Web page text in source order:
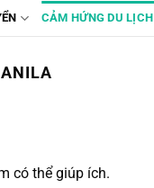
CẢM HỨNG DU LỊCH
có thể giúp ích.